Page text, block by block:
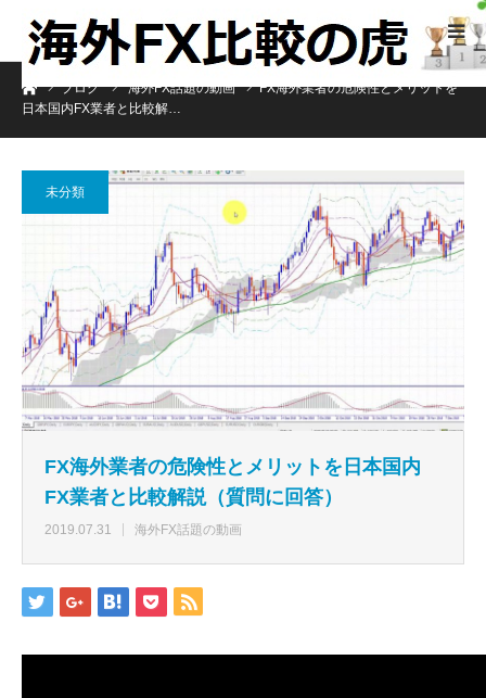
ホームブログ 海外FX話題の動画
FX海外業者の危険性とメリットを
日本国内FX業者と比較解…
未分類
FX海外業者の危険性とメリットを日本国内
FX業者と比較解説（質問に回答）
2019.07.31 海外FX話題の動画